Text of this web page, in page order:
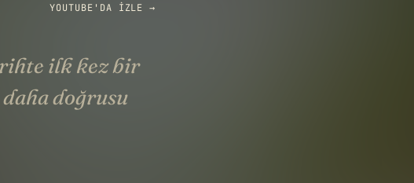
YOUTUBE'DA IZLE →
ilk kez bir
doğrusu